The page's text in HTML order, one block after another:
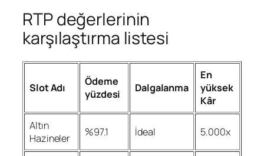
RTP değerlerinin
karşılaştırma listesi
Slot Adı
Ödeme
yüzdesi
Dalgalanma
En
yüksek
Kâr
Altın
Hazineler
%97.1 İdeal 5.000x